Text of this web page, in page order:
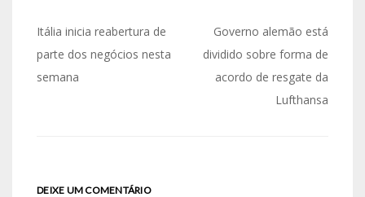
Itália inicia reabertura de
parte dos negócios nesta
semana
Governo alemão está
dividido sobre forma de
acordo de resgate da
Lufthansa
DEIXE UM COMENTÁRIO